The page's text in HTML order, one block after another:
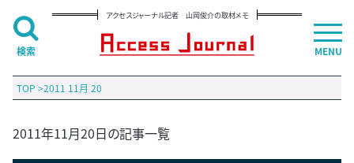
アクセスジャーナル記者 山岡俊介の取材メモ
TOP >2011 11月 20
2011年11月20日の記事一覧
MENU
検索